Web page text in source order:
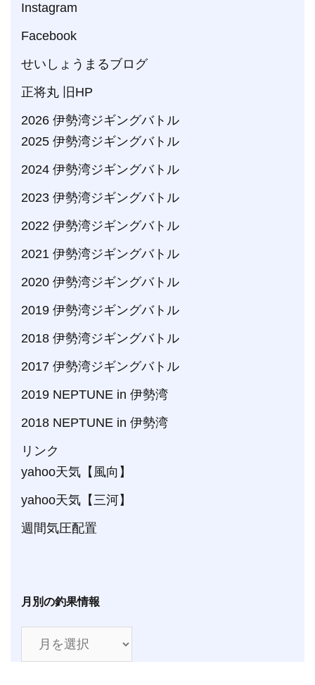
Instagram
Facebook
せいしょうまるブログ
正将丸 旧HP
2026 伊勢湾ジギングバトル
2025 伊勢湾ジギングバトル
2024 伊勢湾ジギングバトル
2023 伊勢湾ジギングバトル
2022 伊勢湾ジギングバトル
2021 伊勢湾ジギングバトル
2020 伊勢湾ジギングバトル
2019 伊勢湾ジギングバトル
2018 伊勢湾ジギングバトル
2017 伊勢湾ジギングバトル
2019 NEPTUNE in 伊勢湾
2018 NEPTUNE in 伊勢湾
リンク
yahoo天気【風向】
yahoo天気【三河】
週間気圧配置
月別の釣果情報
別